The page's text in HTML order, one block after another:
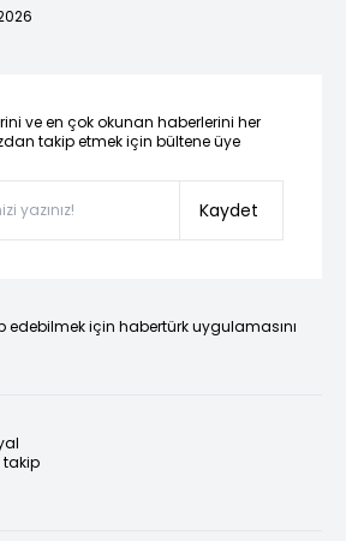
ve en çok okunan haberlerini her
takip etmek için bültene üye
Kaydet
edebilmek için habertürk uygulamasını
takip